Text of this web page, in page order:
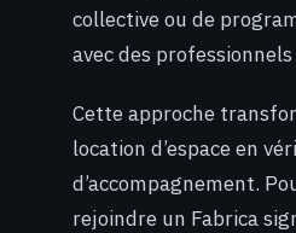
collective ou de
avec des
Cette approche
location d’espace en
d’accompagnement.
rejoindre un Fabrica